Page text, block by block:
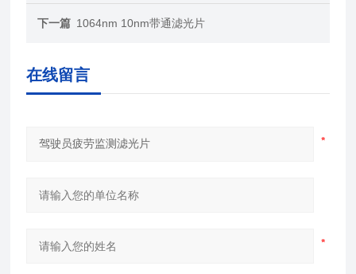
下一篇 1064nm 10nm带通滤光片
在线留言